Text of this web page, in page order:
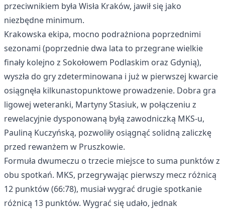
przeciwnikiem była Wisła Kraków, jawił się jako
niezbędne minimum.
Krakowska ekipa, mocno podrażniona poprzednimi
sezonami (poprzednie dwa lata to przegrane wielkie
finały kolejno z Sokołowem Podlaskim oraz Gdynią),
wyszła do gry zdeterminowana i już w pierwszej kwarcie
osiągnęła kilkunastopunktowe prowadzenie. Dobra gra
ligowej weteranki, Martyny Stasiuk, w połączeniu z
rewelacyjnie dysponowaną byłą zawodniczką MKS-u,
Pauliną Kuczyńską, pozwoliły osiągnąć solidną zaliczkę
przed rewanżem w Pruszkowie.
Formuła dwumeczu o trzecie miejsce to suma punktów z
obu spotkań. MKS, przegrywając pierwszy mecz różnicą
12 punktów (66:78), musiał wygrać drugie spotkanie
różnicą 13 punktów. Wygrać się udało, jednak